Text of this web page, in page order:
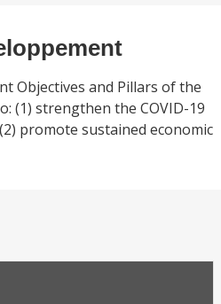
Objectives and Pillars of the
(1) strengthen the COVID-19
promote sustained economic